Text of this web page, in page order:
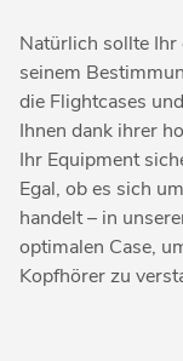
Natürlich sollte Ihr
seinem
die Flightcases
Ihnen dank ihrer
Ihr Equipment
Egal, ob es sich
handelt – in
optimalen Case,
Kopfhörer zu